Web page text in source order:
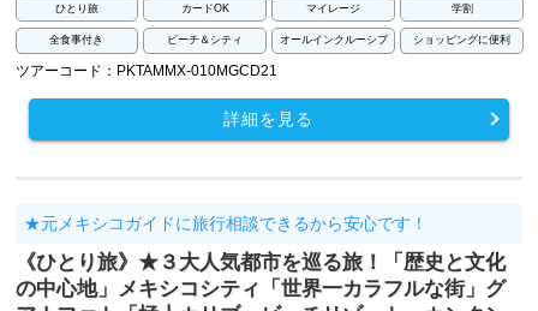
ひとり旅 カードOK マイレージ 学割
全食事付き ビーチ＆シティ オールインクルーシブ ショッピングに便利
ツアーコード：PKTAMMX-010MGCD21
詳細を見る
★元メキシコガイドに旅行相談できるから安心です！
《ひとり旅》★３大人気都市を巡る旅！「歴史と文化
の中心地」メキシコシティ「世界一カラフルな街」グ